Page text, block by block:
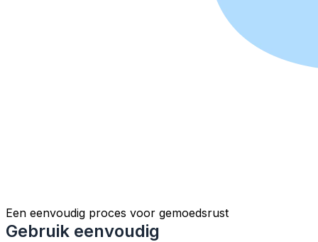
Een eenvoudig proces voor gemoedsrust
Gebruik eenvoudig